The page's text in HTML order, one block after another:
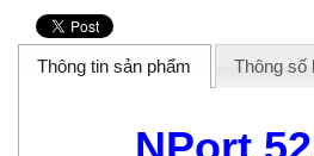
Thông tin sản phẩm Thông số